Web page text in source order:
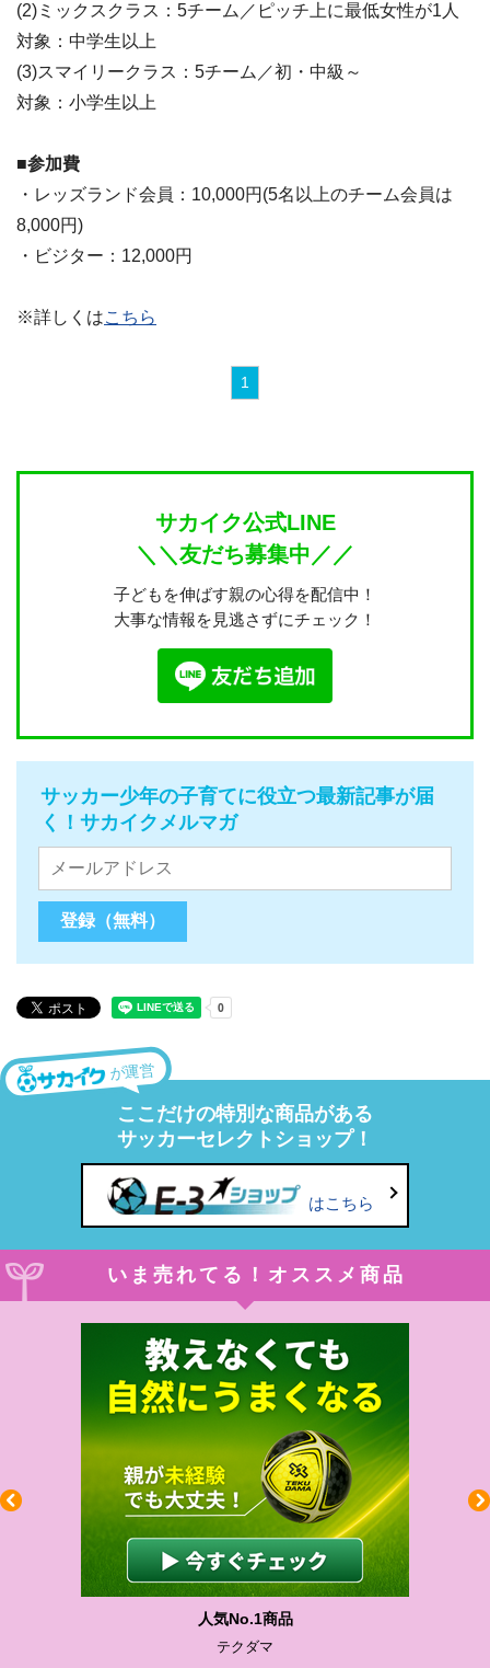
(2)ミックスクラス：5チーム／ピッチ上に最低女性が1人
対象：中学生以上
(3)スマイリークラス：5チーム／初・中級～
対象：小学生以上
■参加費
・レッズランド会員：10,000円(5名以上のチーム会員は
8,000円)
・ビジター：12,000円
※詳しくはこちら
1
サカイク公式LINE
＼＼友だち募集中／／
子どもを伸ばす親の心得を配信中！
大事な情報を見逃さずにチェック！
サッカー少年の子育てに役立つ最新記事が届
く！サカイクメルマガ
が運営
ここだけの特別な商品がある
サッカーセレクトショップ！
はこちら
いま売れてる！オススメ商品
人気No.1商品
テクダマ